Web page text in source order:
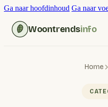
Ga naar hoofdinhoud Ga naar
Woontrendsinfo
Kruiden vervangenHome